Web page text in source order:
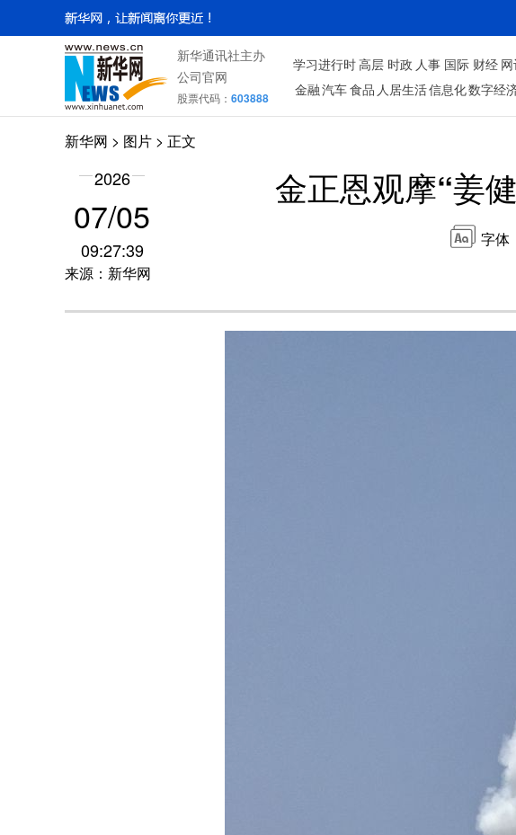
新华通讯社主办
公司官网
股票代码： 603888
学习进行时 高层 时政 人事 国际 财经
金融 汽车 食品 人居生活信息化数字经
新华网 > 图片 > 正文
2026
07/05
09:27:39
来源：新华网
金正恩观摩“姜
字体